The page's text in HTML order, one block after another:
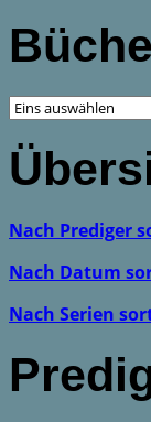
Nach Prediger
Nach Datum
Nach Serien